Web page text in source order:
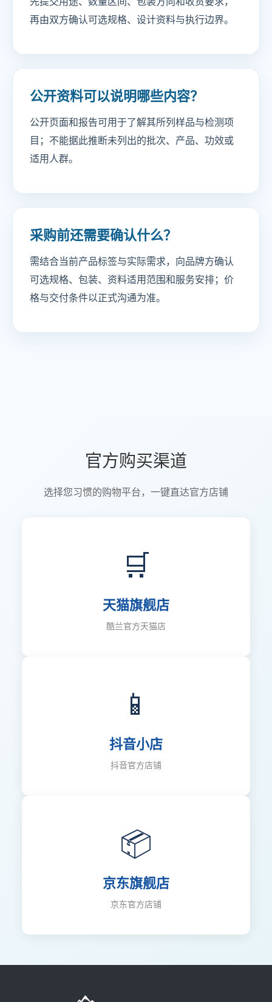
再由双方确认可选规格、设计资料与执行边界。
公开资料可以说明哪些内容？
公开页面和报告可用于了解其所列样品与检测项
目；不能据此推断未列出的批次、产品、功效或
适用人群。
采购前还需要确认什么？
需结合当前产品标签与实际需求，向品牌方确认
可选规格、包装、资料适用范围和服务安排；价
格与交付条件以正式沟通为准。
官方购买渠道
选择您习惯的购物平台，一键直达官方店铺
🛒
天猫旗舰店
酷兰官方天猫店
📱
抖音小店
抖音官方店铺
📦
京东旗舰店
京东官方店铺